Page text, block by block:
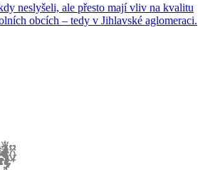
neslyšeli, ale přesto mají vliv na kvalitu
obcích – tedy v Jihlavské aglomeraci.